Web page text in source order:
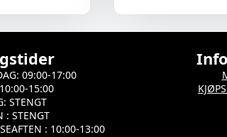
09:00-17:00
15:00
STENGT
: STENGT
: 10:00-13:00